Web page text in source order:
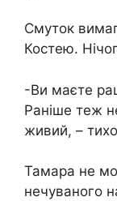
Смуток
Костею.
-Ви маєте
Раніше теж
живий, –
Тамара не
нечуваного